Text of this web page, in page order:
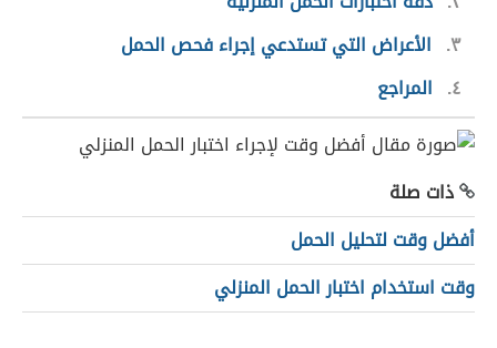
٣
الأعراض التي تستدعي إجراء فحص الحمل
٤
المراجع
ذات صلة
أفضل وقت لتحليل الحمل
وقت استخدام اختبار الحمل المنزلي